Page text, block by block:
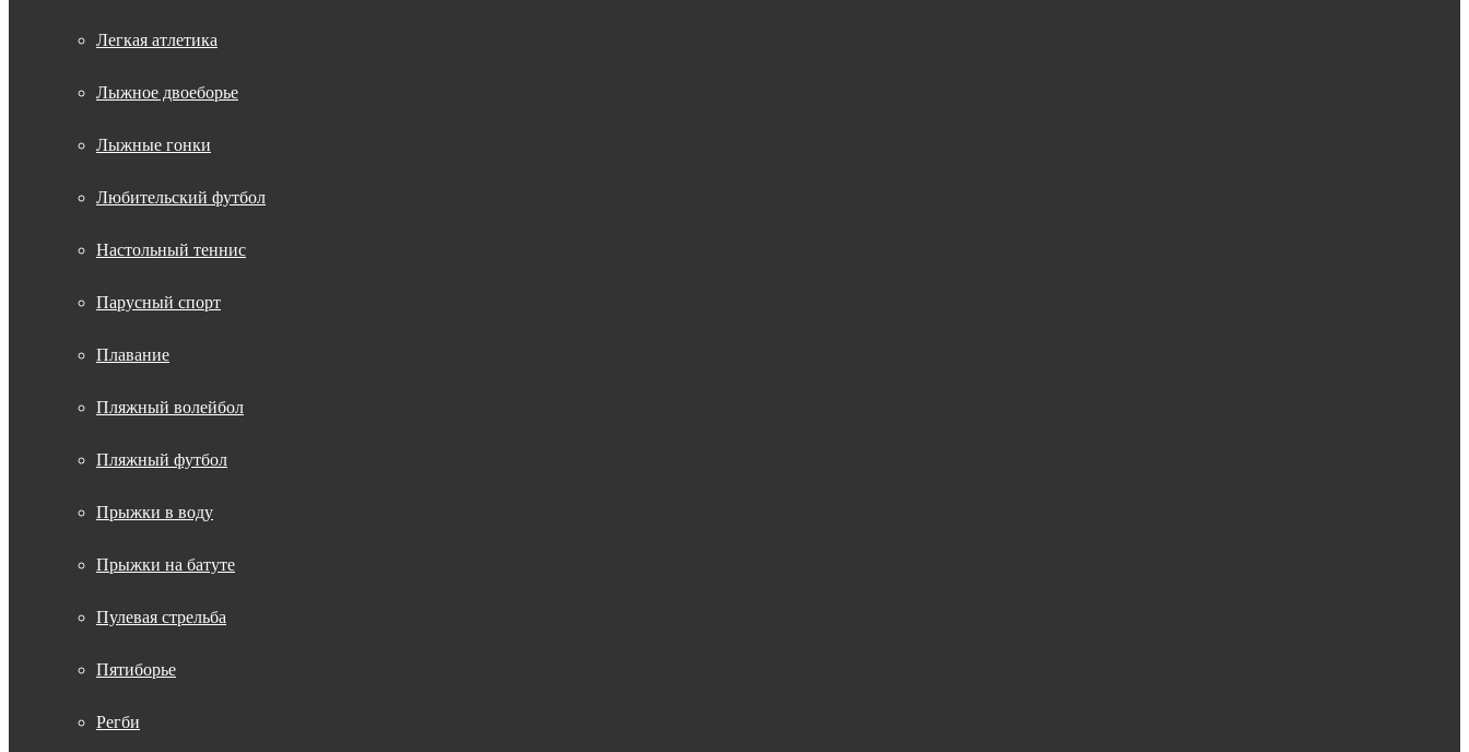
Легкая атлетика
Лыжное двоеборье
Лыжные гонки
Любительский футбол
Настольный теннис
Парусный спорт
Плавание
Пляжный волейбол
Пляжный футбол
Прыжки в воду
Прыжки на батуте
Пулевая стрельба
Пятиборье
Регби